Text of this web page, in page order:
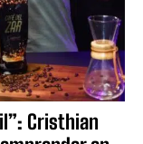
Cristhian